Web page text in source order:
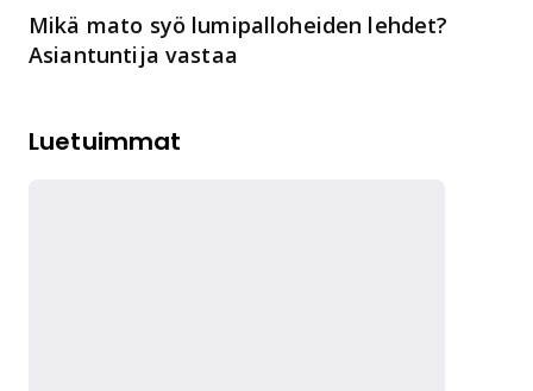
Mikä mato syö lumipalloheiden lehdet?
Asiantuntija vastaa
Luetuimmat